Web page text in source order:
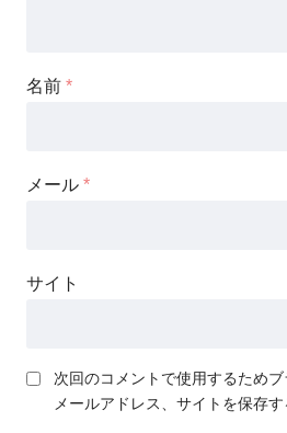
名前 *
メール *
サイト
次回のコメントで使用するためブ
メールアドレス、サイトを保存す